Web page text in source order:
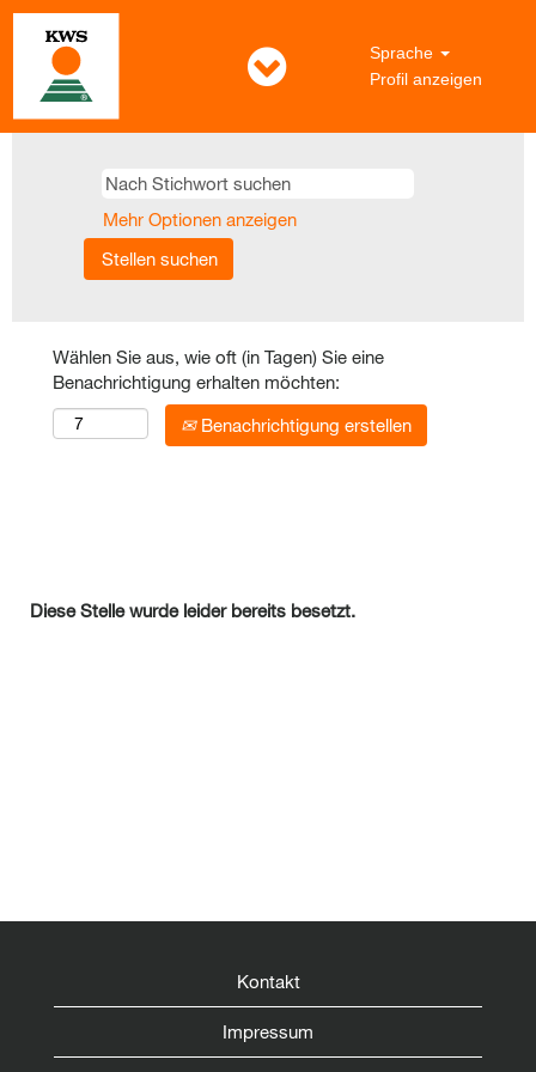
Sprache
Profil anzeigen
Mehr Optionen anzeigen
Wählen Sie aus, wie oft (in Tagen) Sie eine
Benachrichtigung erhalten möchten:
Benachrichtigung erstellen
Diese Stelle wurde leider bereits besetzt.
Kontakt
Impressum